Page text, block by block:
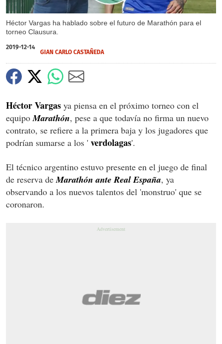
Héctor Vargas ha hablado sobre el futuro de Marathón para el
torneo Clausura.
2019-12-14
GIAN CARLO CASTAÑEDA
Héctor Vargas ya piensa en el próximo torneo con el
equipoMarathón, pese a que todavía no firma un nuevo
contrato, se refiere a la primera baja y los jugadores que
podrían sumarse a los ' verdolagas'.
El técnico argentino estuvo presente en el juego de final
de reserva deMarathón ante Real España, ya
observando a los nuevos talentos del 'monstruo' que se
coronaron.